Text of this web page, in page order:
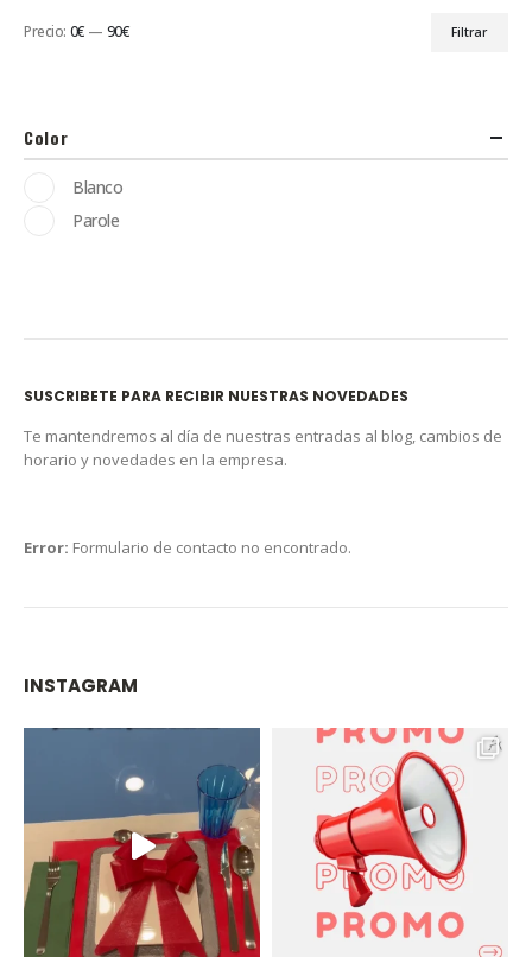
Filtrar
Precio: 0€ — 90€
Color
Blanco
Parole
SUSCRIBETE PARA RECIBIR NUESTRAS NOVEDADES
Te mantendremos al día de nuestras entradas al blog, cambios de
horario y novedades en la empresa.
Error: Formulario de contacto no encontrado.
INSTAGRAM